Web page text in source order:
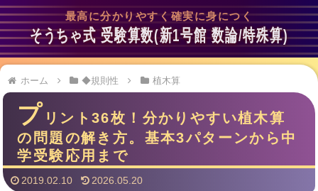
最高に分かりやすく確実に身につく
そうちゃ式 受験算数(新1号館 数論/特殊算)
ホーム ◆規則性 植木算
プ リント36枚！分かりやすい植木算
の問題の解き方。基本3パターンから中
学受験応用まで
2019.02.10 2026.05.20